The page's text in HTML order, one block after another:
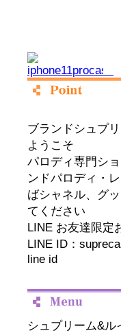
ブランドシュプ
ようこそ
パロディ専門シ
ンドパロディ・
ばシャネル、グ
てください
LINE お友達限定
LINE ID：
line id
シュプリーム&